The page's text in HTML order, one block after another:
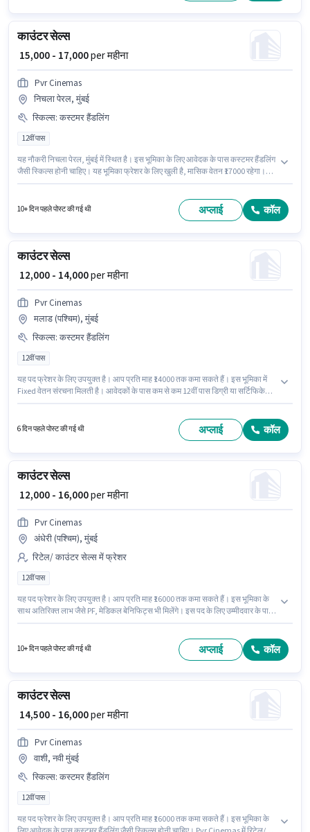
काउंटर सेल्स
₹ 15,000 - 17,000per महीना
Pvr Cinemas
निचला पेरल, मुंबई
स्किल्स: कस्टमर हैंडलिंग
12वीं पास
यह नौकरी निचला पेरल, मुंबई में स्थित है। इस भूमिका के लिए आवेदक के पास कस्टमर हैंडलिंग
जैसी स्किल्स होनी चाहिए। यह भूमिका फ्रेशर के लिए खुली है, मासिक वेतन ₹17000 रहेगा।
मिलती है।
10+ दिन पहले पोस्ट की गई थी अप्लाई कॉल
काउंटर सेल्स
₹ 12,000 - 14,000per महीना
Pvr Cinemas
मलाड (पश्चिम), मुंबई
स्किल्स: कस्टमर हैंडलिंग
12वीं पास
यह पद फ्रेशर के लिए उपयुक्त है। आप प्रति माह ₹14000 तक कमा सकते हैं। इस भूमिका में
Fixed वेतन संरचना मिलती है। आवेदकों के पास कम से कम 12वीं पास डिग्री या सर्टिफिकेट
अनुसार दिए जा सकते हैं।
6 दिन पहले पोस्ट की गई थी अप्लाई कॉल
काउंटर सेल्स
₹ 12,000 - 16,000per महीना
Pvr Cinemas
अंधेरी (पश्चिम), मुंबई
रिटेल/ काउंटर सेल्स में फ्रेशर
12वीं पास
यह पद फ्रेशर के लिए उपयुक्त है। आप प्रति माह ₹16000 तक कमा सकते हैं। इस भूमिका के
साथ अतिरिक्त लाभ जैसे PF, मेडिकल बेनिफिट्स भी मिलेंगे। इस पद के लिए उम्मीदवार के पास
काउंटर सेल्स के रूप में जुड़ें।
10+ दिन पहले पोस्ट की गई थी अप्लाई कॉल
काउंटर सेल्स
₹ 14,500 - 16,000per महीना
Pvr Cinemas
वाशी, नवी मुंबई
स्किल्स: कस्टमर हैंडलिंग
12वीं पास
यह पद फ्रेशर के लिए उपयुक्त है। आप प्रति माह ₹16000 तक कमा सकते हैं। इस भूमिका के